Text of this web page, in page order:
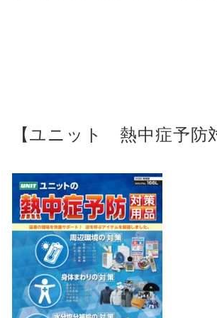
【ユニット 熱中症予防